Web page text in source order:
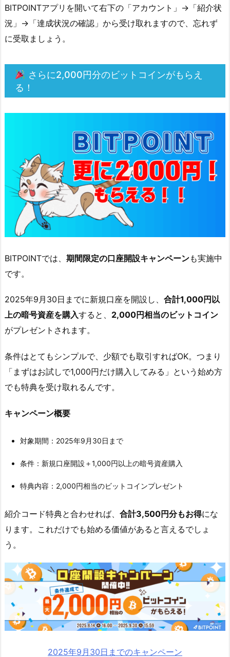
同
届
5.
5.
「本
へ」
を
タ
ッ
プ
5.
6.
S
認
証
コ
ド
と
パ
ワ
ド
入
し
定
す
タ
ッ
7.
BITPOINTアプリを開いて右下の「アカウント」→「紹介状
況」→「達成状況の確認」から受け取れますので、忘れず
に受取ましょう。
さらに2,000円分のビットコインがもらえ
る！
BITPOINTでは、 期間限定の口座開設キャンペーンも実施中
です。
2025年9月30日までに新規口座を開設し、 合計1,000円以
上の暗号資産を購入すると、 2,000円相当のビットコイン
がプレゼントされます。
条件はとてもシンプルで、少額でも取引すればOK。つまり
「まずはお試しで1,000円だけ購入してみる」という始め方
でも特典を受け取れるんです。
キャンペーン概要
対象期間：2025年9月30日まで
条件：新規口座開設＋1,000円以上の暗号資産購入
特典内容：2,000円相当のビットコインプレゼント
紹介コード特典と合わせれば、 合計3,500円分もお得にな
ります。これだけでも始める価値があると言えるでしょ
う。
2025年9月30日までのキャンペーン